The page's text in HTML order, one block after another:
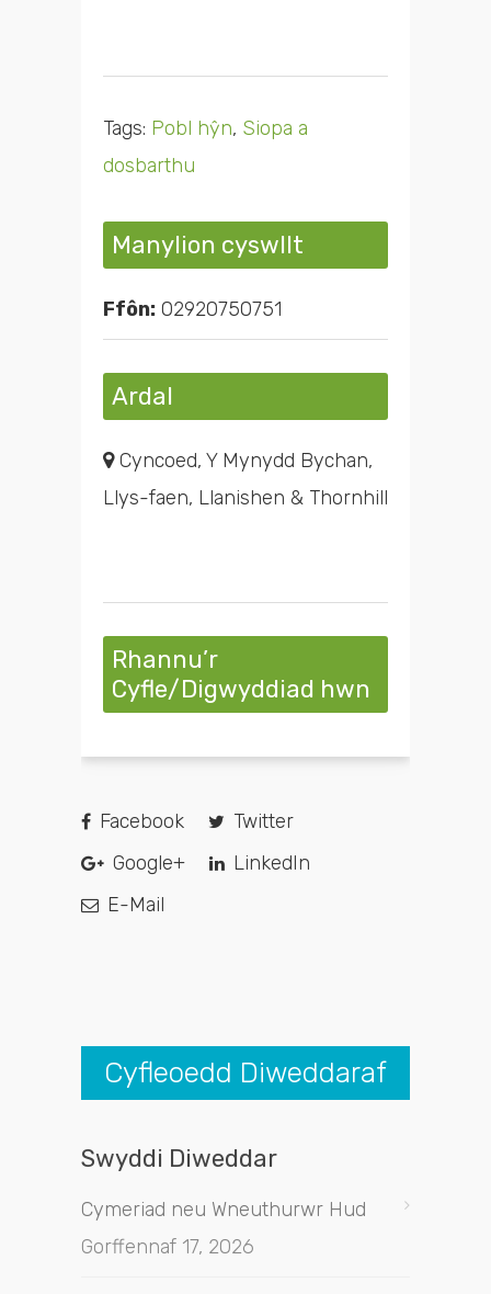
Tags: Pobl hŷn, Siopa a
dosbarthu
Manylion cyswllt
Ffôn: 02920750751
Ardal
Cyncoed, Y Mynydd Bychan,
Llys-faen, Llanishen & Thornhill
Rhannu’r
Cyfle/Digwyddiad hwn
Facebook
Twitter
Google+
LinkedIn
E-Mail
Cyfleoedd Diweddaraf
Swyddi Diweddar
Cymeriad neu Wneuthurwr Hud
Gorffennaf 17, 2026